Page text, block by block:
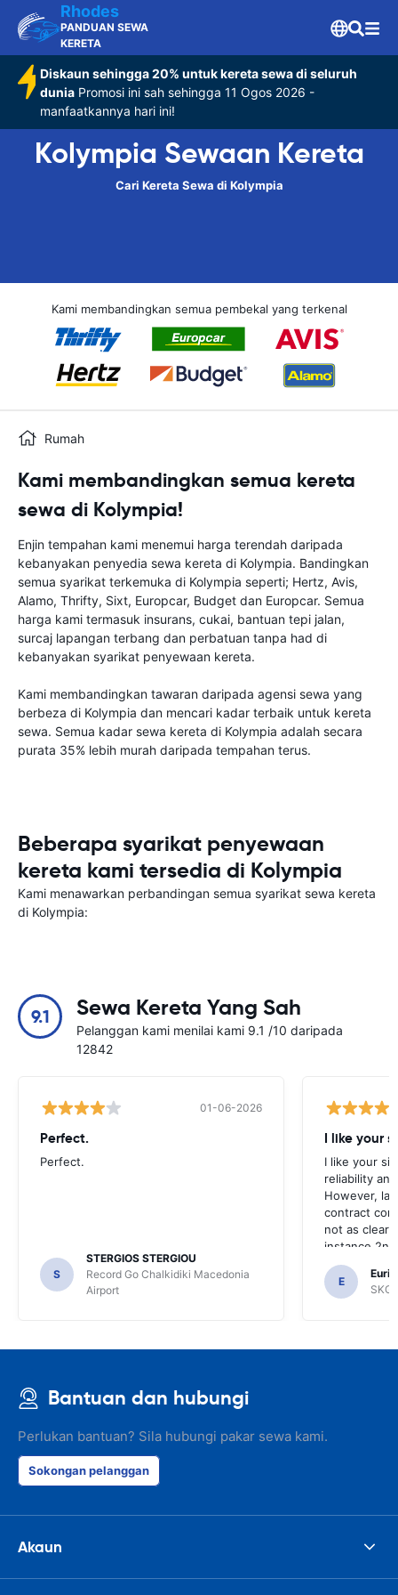
Rhodes
PANDUAN SEWA
KERETA
Diskaun sehingga 20% untuk kereta sewa di seluruh
dunia Promosi ini sah sehingga 11 Ogos 2026 -
manfaatkannya hari ini!
Kolympia Sewaan Kereta
Cari Kereta Sewa di Kolympia
Kami membandingkan semua pembekal yang terkenal
Rumah
Kami membandingkan semua kereta
sewa di Kolympia!
Enjin tempahan kami menemui harga terendah daripada
kebanyakan penyedia sewa kereta di Kolympia. Bandingkan
semua syarikat terkemuka di Kolympia seperti; Hertz, Avis,
Alamo, Thrifty, Sixt, Europcar, Budget dan Europcar. Semua
harga kami termasuk insurans, cukai, bantuan tepi jalan,
surcaj lapangan terbang dan perbatuan tanpa had di
kebanyakan syarikat penyewaan kereta.
Kami membandingkan tawaran daripada agensi sewa yang
berbeza di Kolympia dan mencari kadar terbaik untuk kereta
sewa. Semua kadar sewa kereta di Kolympia adalah secara
purata 35% lebih murah daripada tempahan terus.
Beberapa syarikat penyewaan
kereta kami tersedia di Kolympia
Kami menawarkan perbandingan semua syarikat sewa kereta
di Kolympia:
9.1 Sewa Kereta Yang Sah
Pelanggan kami menilai kami 9.1 /10 daripada
12842
01-06-2026
Perfect.
Perfect.
S
STERGIOS STERGIOU
Record Go Chalkidiki Macedonia
Airport
I like your
I like your
reliability
However,
contract
not as clear
instance
the most
your site.
E
SKG
Bantuan dan hubungi
Perlukan bantuan? Sila hubungi pakar sewa kami.
Sokongan pelanggan
Akaun